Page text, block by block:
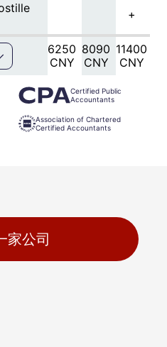
+
6250
CNY
8090
CNY
11400
CNY
Certified Public
Accountants
Association of Chartered
Certified Accountants
家公司